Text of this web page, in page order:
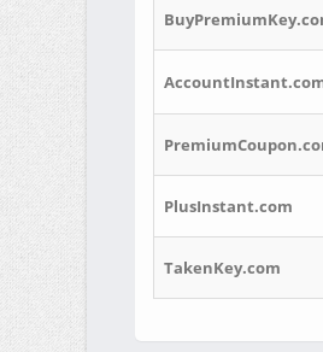
PlusInstant.com
TakenKey.com